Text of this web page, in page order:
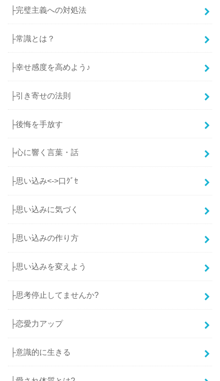
├完璧主義への対処法
├常識とは？
├幸せ感度を高めよう♪
├引き寄せの法則
├後悔を手放す
├心に響く言葉・話
├思い込み<->口ｸﾞｾ
├思い込みに気づく
├思い込みの作り方
├思い込みを変えよう
├思考停止してませんか?
├恋愛力アップ
├意識的に生きる